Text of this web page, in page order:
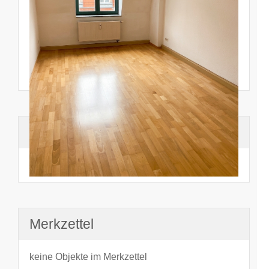
Suchhistorie
noch nichts angesehen
Merkzettel
keine Objekte im Merkzettel